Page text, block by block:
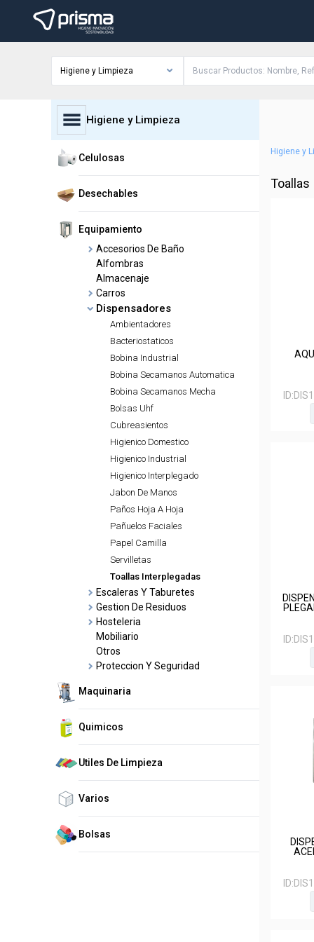
Higiene y Limpieza
Higiene y Limpieza
Celulosas
Desechables
Equipamiento
Accesorios De Baño
Alfombras
Almacenaje
Carros
Dispensadores
Ambientadores
Bacteriostaticos
Bobina Industrial
Bobina Secamanos Automatica
Bobina Secamanos Mecha
Bolsas Uhf
Cubreasientos
Higienico Domestico
Higienico Industrial
Higienico Interplegado
Jabon De Manos
Paños Hoja A Hoja
Pañuelos Faciales
Papel Camilla
Servilletas
Toallas Interplegadas
Escaleras Y Taburetes
Gestion De Residuos
Hosteleria
Mobiliario
Otros
Proteccion Y Seguridad
Maquinaria
Quimicos
Utiles De Limpieza
Varios
Bolsas
Higiene y
Toallas
ID:
ID:
ID: